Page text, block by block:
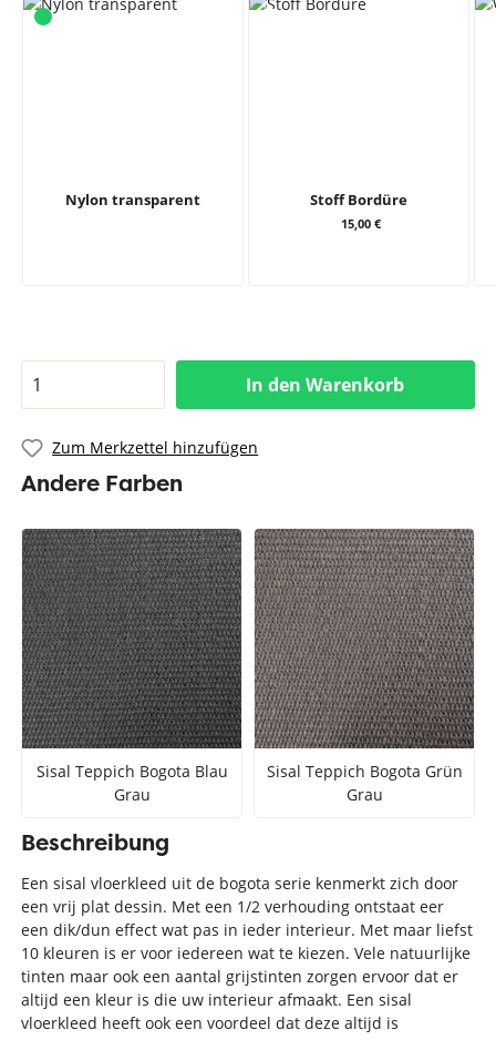
Nylon transparent Stoff Bordüre
15,00 €
In den Warenkorb
Zum Merkzettel hinzufügen
Andere Farben
Sisal Teppich Bogota Blau
Grau
Sisal Teppich Bogota Grün
Grau
Beschreibung
Een sisal vloerkleed uit de bogota serie kenmerkt zich door
een vrij plat dessin. Met een 1/2 verhouding ontstaat eer
een dik/dun effect wat pas in ieder interieur. Met maar liefst
10 kleuren is er voor iedereen wat te kiezen. Vele natuurlijke
tinten maar ook een aantal grijstinten zorgen ervoor dat er
altijd een kleur is die uw interieur afmaakt. Een sisal
vloerkleed heeft ook een voordeel dat deze altijd is